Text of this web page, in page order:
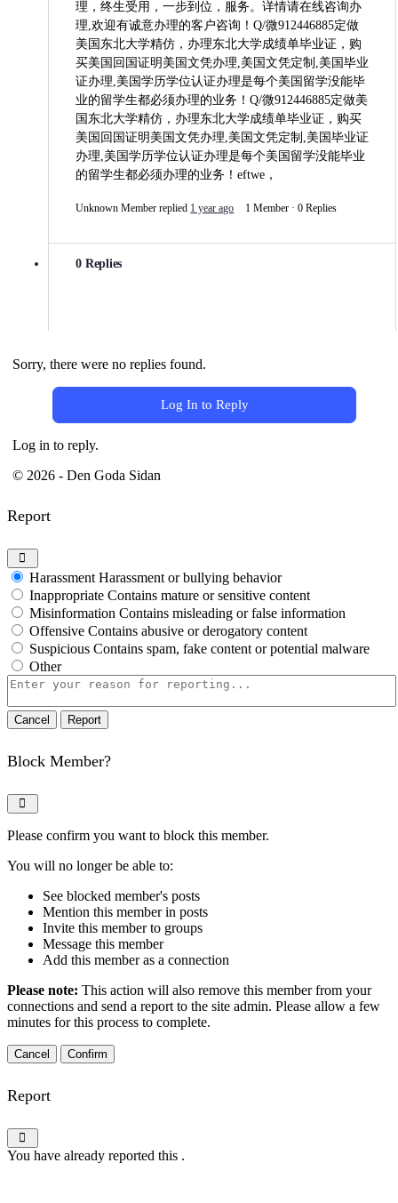
理，终生受用，一步到位，服务。详情请在线咨询办
理,欢迎有诚意办理的客户咨询！Q/微912446885定做
美国东北大学精仿，办理东北大学成绩单毕业证，购
买美国回国证明美国文凭办理,美国文凭定制,美国毕业
证办理,美国学历学位认证办理是每个美国留学没能毕
业的留学生都必须办理的业务！Q/微912446885定做美
国东北大学精仿，办理东北大学成绩单毕业证，购买
美国回国证明美国文凭办理,美国文凭定制,美国毕业证
办理,美国学历学位认证办理是每个美国留学没能毕业
的留学生都必须办理的业务！eftwe，
Unknown Member replied 1 year ago 1 Member · 0 Replies
0 Replies
Sorry, there were no replies found.
Log In to Reply
Log in to reply.
© 2026 - Den Goda Sidan
Report
Harassment Harassment or bullying behavior
Inappropriate Contains mature or sensitive content
Misinformation Contains misleading or false information
Offensive Contains abusive or derogatory content
Suspicious Contains spam, fake content or potential malware
Other
Report
Report
Block Member?
Please confirm you want to block this member.
You will no longer be able to:
See blocked member's posts
Mention this member in posts
Invite this member to groups
Message this member
Add this member as a connection
Please note: This action will also remove this member from your
connections and send a report to the site admin. Please allow a few
minutes for this process to complete.
Confirm
Report
You have already reported this .